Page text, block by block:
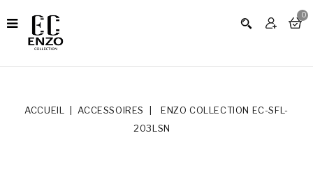
0
ACCUEIL ACCESSOIRES
ENZO COLLECTION EC-SFL-
203LSN